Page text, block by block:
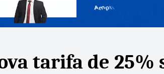
tarifa de